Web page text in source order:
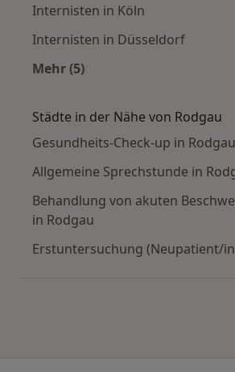
Internisten in Köln
Internisten in Düsseldorf
Mehr (5)
Städte in der Nähe von Rodgau
Gesundheits-Check-up in Rodgau
Allgemeine Sprechstunde in
Behandlung von akuten
in Rodgau
Erstuntersuchung (Neupatient/